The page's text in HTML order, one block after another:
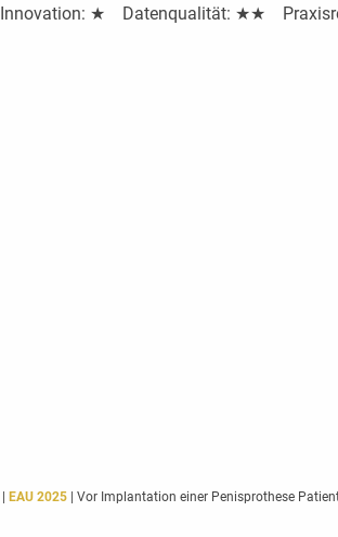
Innovation: ★ Datenqualität: ★★
EAU 2025 | Vor Implantation einer Penisprothese